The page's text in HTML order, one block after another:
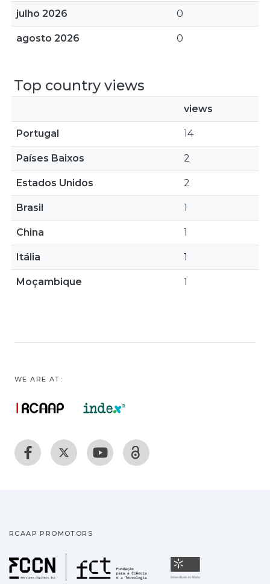
julho 2026 0
agosto 2026 0
Top country views
views
Portugal 14
Países Baixos 2
Estados Unidos 2
Brasil 1
China 1
Itália 1
Moçambique 1
WE ARE AT:
RCAAP PROMOTORS
Fundação para a